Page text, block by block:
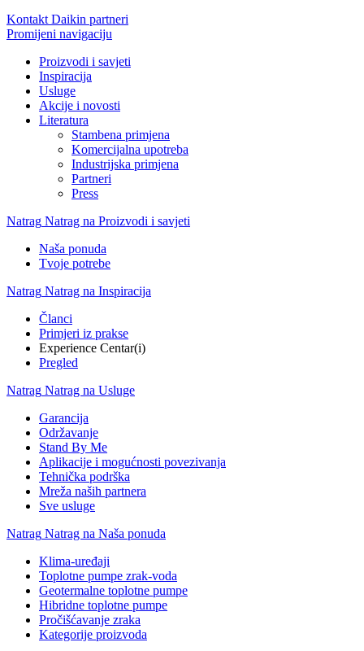
Kontakt Daikin partneri
Promijeni navigaciju
Proizvodi i savjeti
Inspiracija
Usluge
Akcije i novosti
Literatura
Stambena primjena
Komercijalna upotreba
Industrijska primjena
Partneri
Press
Natrag Natrag na Proizvodi i savjeti
Naša ponuda
Tvoje potrebe
Natrag Natrag na Inspiracija
Članci
Primjeri iz prakse
Experience Centar(i)
Pregled
Natrag Natrag na Usluge
Garancija
Održavanje
Stand By Me
Aplikacije i mogućnosti povezivanja
Tehnička podrška
Mreža naših partnera
Sve usluge
Natrag Natrag na Naša ponuda
Klima-uređaji
Toplotne pumpe zrak-voda
Geotermalne toplotne pumpe
Hibridne toplotne pumpe
Pročišćavanje zraka
Kategorije proizvoda